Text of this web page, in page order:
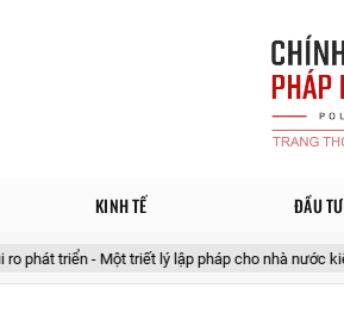
KINH TẾ ĐẦU TƯ
triết lý lập pháp cho nhà nước kiến tạo